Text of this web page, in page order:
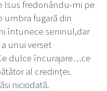
Isus fredonându-mi pe
umbra fugară din
întunece seninul,dar
unui verset
dulce încurajare…ce
al credinței.
niciodată.